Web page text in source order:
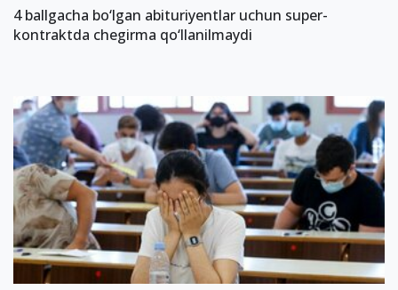
4 ballgacha bo‘lgan abituriyentlar uchun super-
kontraktda chegirma qo‘llanilmaydi